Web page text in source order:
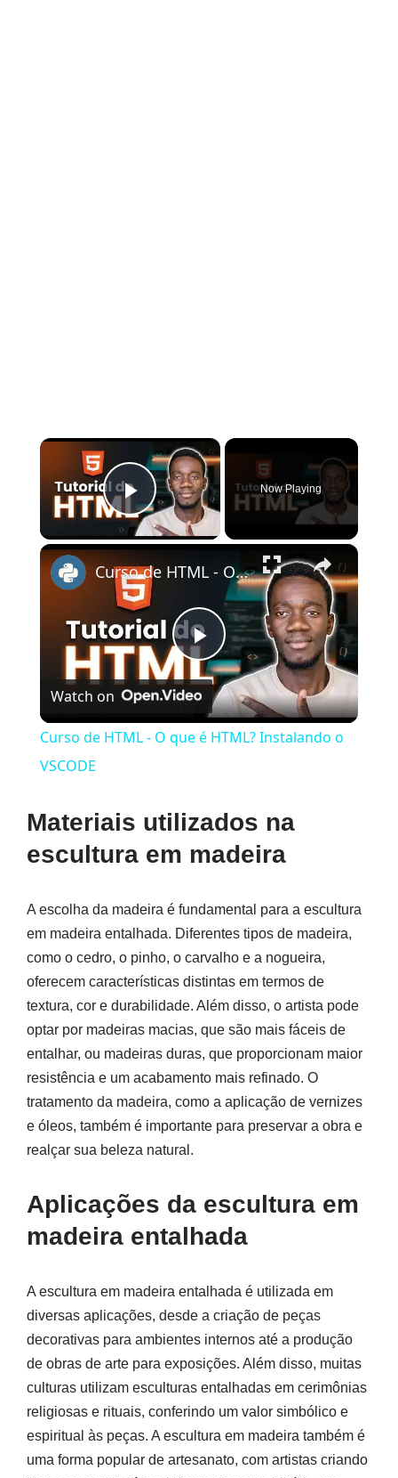
×
Play Video
Now Playing
×
Play
Video
Curso de HTML - O que é HTML? Instalando o VSCODE
Watch on
Curso de HTML - O que é HTML? Instalando o
VSCODE
Materiais utilizados na
escultura em madeira
A escolha da madeira é fundamental para a escultura
em madeira entalhada. Diferentes tipos de madeira,
como o cedro, o pinho, o carvalho e a nogueira,
oferecem características distintas em termos de
textura, cor e durabilidade. Além disso, o artista pode
optar por madeiras macias, que são mais fáceis de
entalhar, ou madeiras duras, que proporcionam maior
resistência e um acabamento mais refinado. O
tratamento da madeira, como a aplicação de vernizes
e óleos, também é importante para preservar a obra e
realçar sua beleza natural.
Aplicações da escultura em
madeira entalhada
A escultura em madeira entalhada é utilizada em
diversas aplicações, desde a criação de peças
decorativas para ambientes internos até a produção
de obras de arte para exposições. Além disso, muitas
culturas utilizam esculturas entalhadas em cerimônias
religiosas e rituais, conferindo um valor simbólico e
espiritual às peças. A escultura em madeira também é
uma forma popular de artesanato, com artistas criando